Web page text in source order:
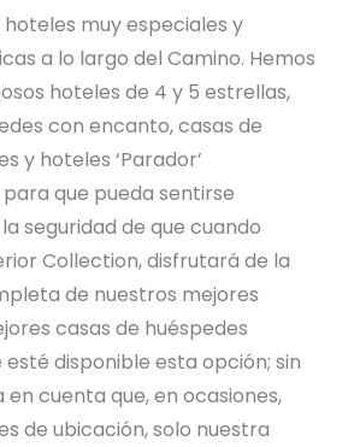
muy especiales y
a lo largo del Camino. Hemos
hoteles de 4 y 5 estrellas,
con encanto, casas de
y hoteles ‘Parador’
que pueda sentirse
seguridad de que cuando
Collection, disfrutará de la
de nuestros mejores
casas de huéspedes
disponible esta opción; sin
cuenta que, en ocasiones,
de ubicación, solo nuestra